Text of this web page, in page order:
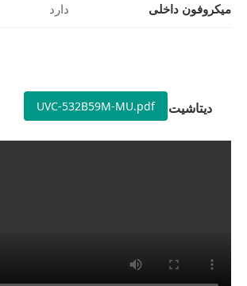
میکروفون داخلی دارد
دیتاشیت UVC-532B59M-MU.pdf